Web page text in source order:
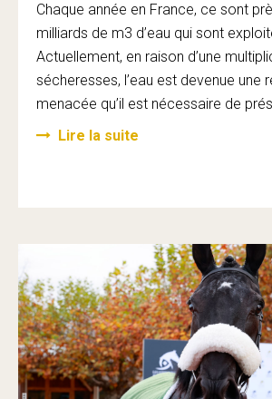
Chaque année en France, ce sont
milliards de m3 d’eau qui sont
Actuellement, en raison d’une
sécheresses, l’eau est devenue une
menacée qu’il est nécessaire de
Lire la suite